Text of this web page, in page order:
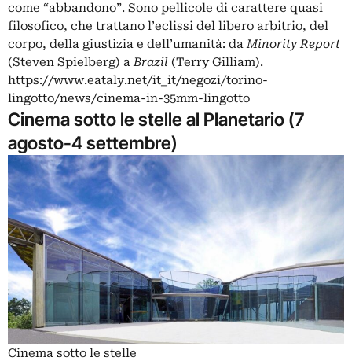
come “abbandono”. Sono pellicole di carattere quasi
filosofico, che trattano l’eclissi del libero arbitrio, del
corpo, della giustizia e dell’umanità: daMinority Report
(Steven Spielberg) aBrazil (Terry Gilliam).
https://www.eataly.net/it_it/negozi/torino-
lingotto/news/cinema-in-35mm-lingotto
Cinema sotto le stelle al Planetario (7
agosto-4 settembre)
Cinema sotto le stelle